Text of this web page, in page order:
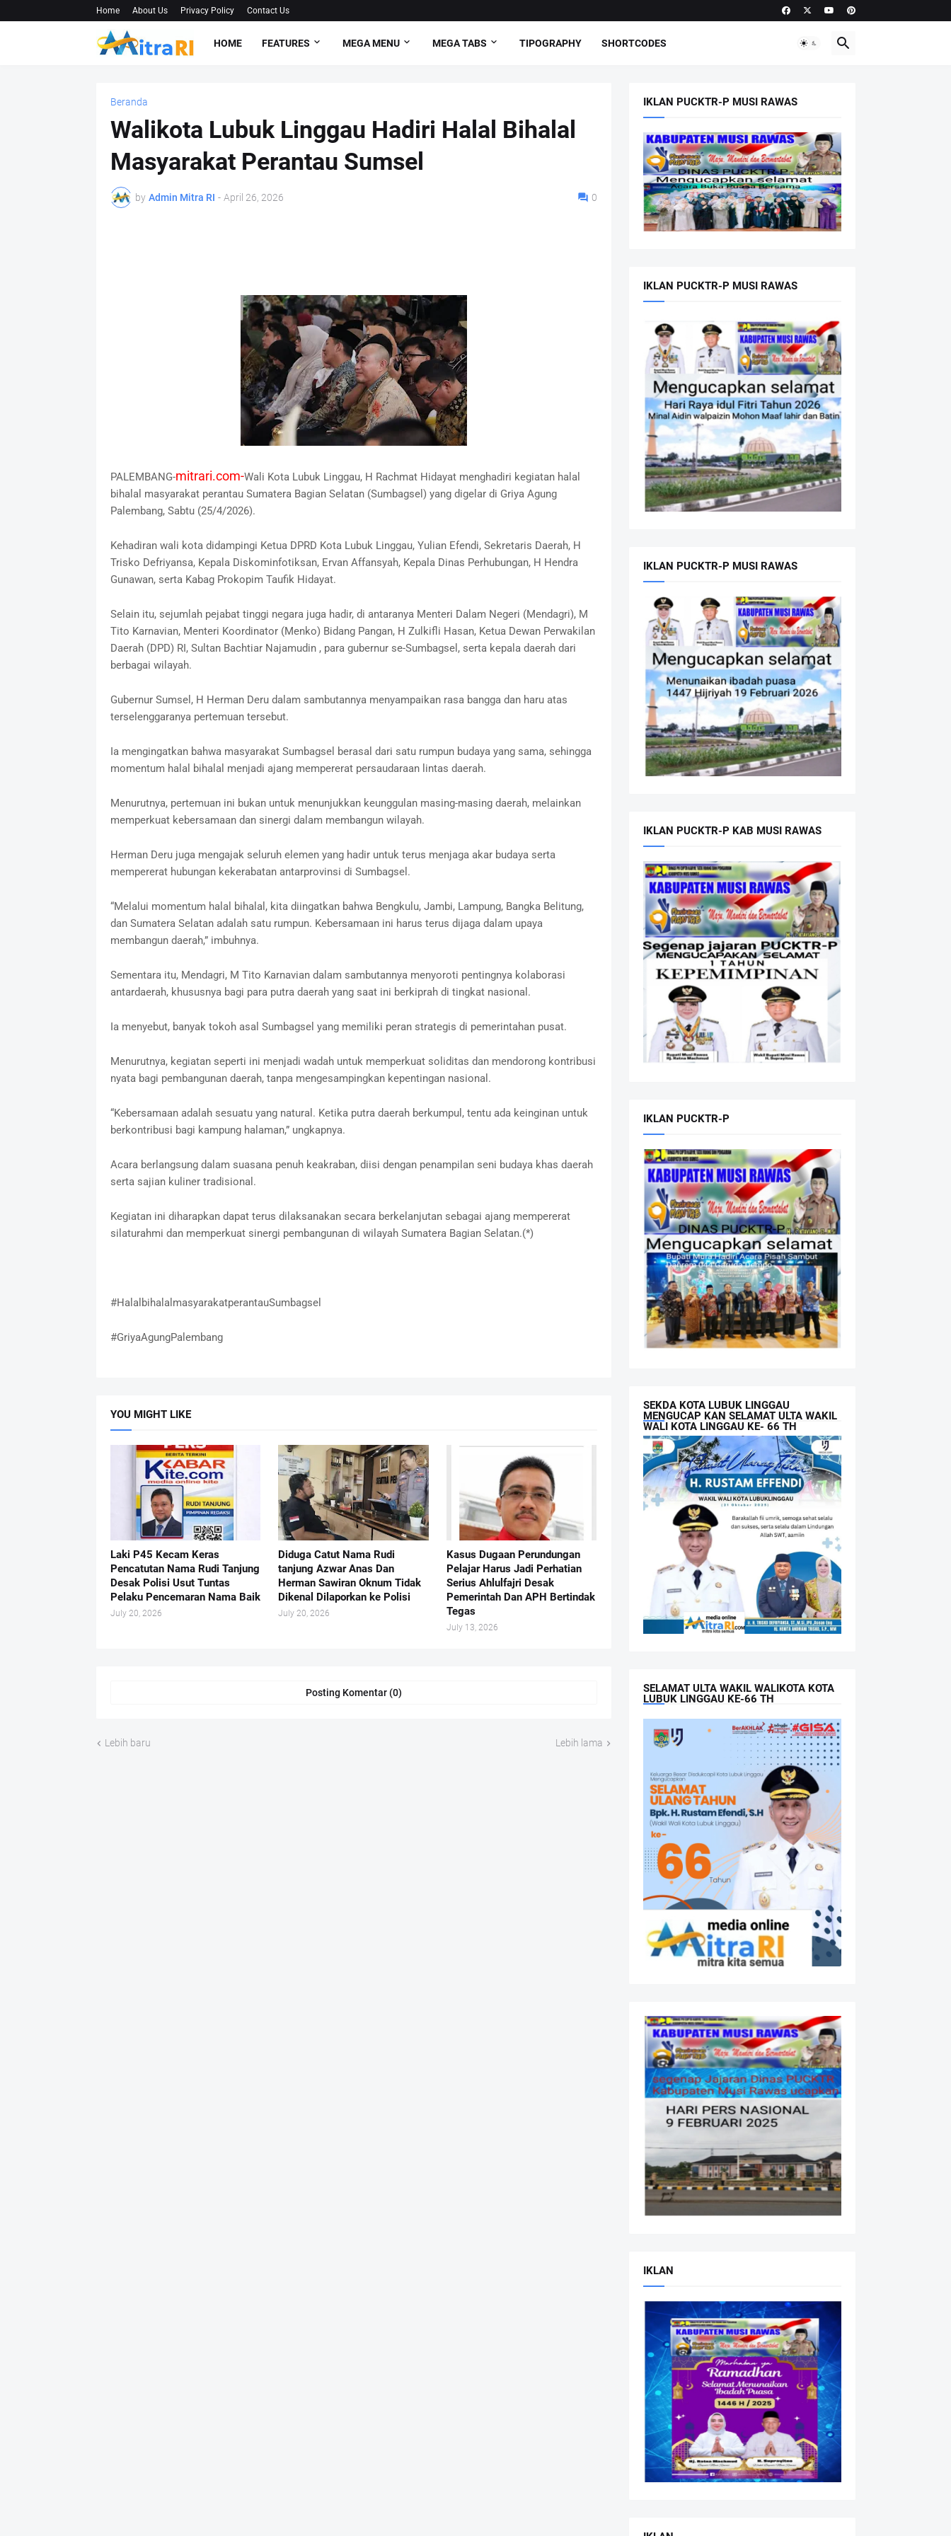
Home About Us Privacy Policy Contact Us
HOME FEATURES MEGA MENU MEGA TABS TIPOGRAPHY SHORTCODES
Beranda
Walikota Lubuk Linggau Hadiri Halal Bihalal
Masyarakat Perantau Sumsel
by Admin Mitra RI - April 26, 2026 0
PALEMBANG-mitrari.com-Wali Kota Lubuk Linggau, H Rachmat Hidayat menghadiri kegiatan halal
bihalal masyarakat perantau Sumatera Bagian Selatan (Sumbagsel) yang digelar di Griya Agung
Palembang, Sabtu (25/4/2026).
Kehadiran wali kota didampingi Ketua DPRD Kota Lubuk Linggau, Yulian Efendi, Sekretaris Daerah, H
Trisko Defriyansa, Kepala Diskominfotiksan, Ervan Affansyah, Kepala Dinas Perhubungan, H Hendra
Gunawan, serta Kabag Prokopim Taufik Hidayat.
Selain itu, sejumlah pejabat tinggi negara juga hadir, di antaranya Menteri Dalam Negeri (Mendagri), M
Tito Karnavian, Menteri Koordinator (Menko) Bidang Pangan, H Zulkifli Hasan, Ketua Dewan Perwakilan
Daerah (DPD) RI, Sultan Bachtiar Najamudin , para gubernur se-Sumbagsel, serta kepala daerah dari
berbagai wilayah.
Gubernur Sumsel, H Herman Deru dalam sambutannya menyampaikan rasa bangga dan haru atas
terselenggaranya pertemuan tersebut.
Ia mengingatkan bahwa masyarakat Sumbagsel berasal dari satu rumpun budaya yang sama, sehingga
momentum halal bihalal menjadi ajang mempererat persaudaraan lintas daerah.
Menurutnya, pertemuan ini bukan untuk menunjukkan keunggulan masing-masing daerah, melainkan
memperkuat kebersamaan dan sinergi dalam membangun wilayah.
Herman Deru juga mengajak seluruh elemen yang hadir untuk terus menjaga akar budaya serta
mempererat hubungan kekerabatan antarprovinsi di Sumbagsel.
“Melalui momentum halal bihalal, kita diingatkan bahwa Bengkulu, Jambi, Lampung, Bangka Belitung,
dan Sumatera Selatan adalah satu rumpun. Kebersamaan ini harus terus dijaga dalam upaya
membangun daerah,” imbuhnya.
Sementara itu, Mendagri, M Tito Karnavian dalam sambutannya menyoroti pentingnya kolaborasi
antardaerah, khususnya bagi para putra daerah yang saat ini berkiprah di tingkat nasional.
Ia menyebut, banyak tokoh asal Sumbagsel yang memiliki peran strategis di pemerintahan pusat.
Menurutnya, kegiatan seperti ini menjadi wadah untuk memperkuat soliditas dan mendorong kontribusi
nyata bagi pembangunan daerah, tanpa mengesampingkan kepentingan nasional.
“Kebersamaan adalah sesuatu yang natural. Ketika putra daerah berkumpul, tentu ada keinginan untuk
berkontribusi bagi kampung halaman,” ungkapnya.
Acara berlangsung dalam suasana penuh keakraban, diisi dengan penampilan seni budaya khas daerah
serta sajian kuliner tradisional.
Kegiatan ini diharapkan dapat terus dilaksanakan secara berkelanjutan sebagai ajang mempererat
silaturahmi dan memperkuat sinergi pembangunan di wilayah Sumatera Bagian Selatan.(*)
#HalalbihalalmasyarakatperantauSumbagsel
#GriyaAgungPalembang
YOU MIGHT LIKE
Laki P45 Kecam Keras
Pencatutan Nama Rudi Tanjung
Desak Polisi Usut Tuntas
Pelaku Pencemaran Nama Baik
July 20, 2026
Diduga Catut Nama Rudi
tanjung Azwar Anas Dan
Herman Sawiran Oknum Tidak
Dikenal Dilaporkan ke Polisi
July 20, 2026
Kasus Dugaan Perundungan
Pelajar Harus Jadi Perhatian
Serius Ahlulfajri Desak
Pemerintah Dan APH Bertindak
Tegas
July 13, 2026
Posting Komentar (0)
Lebih baru Lebih lama
IKLAN PUCKTR-P MUSI RAWAS
IKLAN PUCKTR-P MUSI RAWAS
IKLAN PUCKTR-P MUSI RAWAS
IKLAN PUCKTR-P KAB MUSI RAWAS
IKLAN PUCKTR-P
SEKDA KOTA LUBUK LINGGAU
MENGUCAP KAN SELAMAT ULTA WAKIL
WALI KOTA LINGGAU KE- 66 TH
SELAMAT ULTA WAKIL WALIKOTA KOTA
LUBUK LINGGAU KE-66 TH
IKLAN